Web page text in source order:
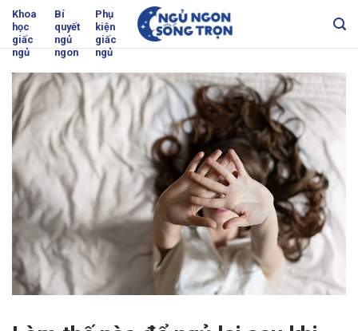
Skip
content
Khoa
học
giấc
ngủ
Bí
quyết
ngủ
ngon
Phụ
kiện
giấc
ngủ